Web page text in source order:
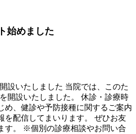
始めました
設いたしました 当院では、このた
開設いたしました。 休診・診療時
め、健診や予防接種に関するご案内
を配信してまいります。 ぜひお友
す。 ※個別の診療相談やお問い合